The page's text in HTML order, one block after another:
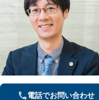
電話でお問い合わせ